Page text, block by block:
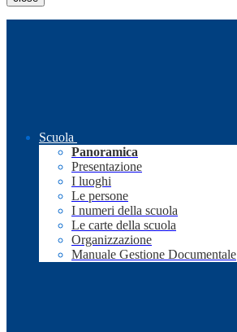
Scuola
Panoramica
Presentazione
I luoghi
Le persone
I numeri della scuola
Le carte della scuola
Organizzazione
Manuale Gestione Documentale